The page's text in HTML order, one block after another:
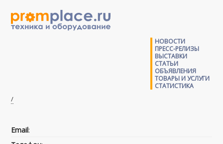
НОВОСТИ
ПРЕСС-РЕЛИЗЫ
ВЫСТАВКИ
СТАТЬИ
ОБЪЯВЛЕНИЯ
ТОВАРЫ И УСЛУГИ
СТАТИСТИКА
/
Email: